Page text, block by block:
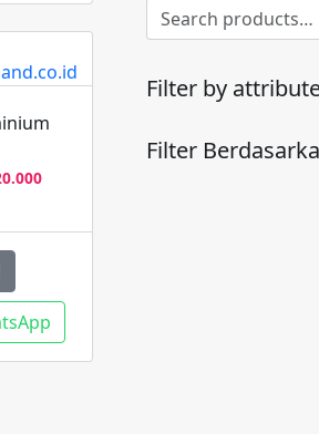
Harga
Filter by
Filter